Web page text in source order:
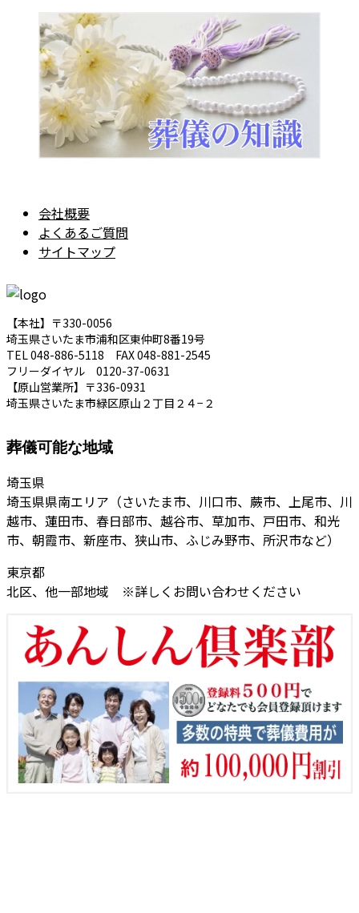
会社概要
よくあるご質問
サイトマップ
【本社】〒330-0056
埼玉県さいたま市浦和区東仲町8番19号
TEL 048-886-5118 FAX 048-881-2545
フリーダイヤル 0120-37-0631
【原山営業所】〒336-0931
埼玉県さいたま市緑区原山２丁目２４−２
葬儀可能な地域
埼玉県
埼玉県県南エリア（さいたま市、川口市、蕨市、上尾市、川
越市、蓮田市、春日部市、越谷市、草加市、戸田市、和光
市、朝霞市、新座市、狭山市、ふじみ野市、所沢市など）
東京都
北区、他一部地域 ※詳しくお問い合わせください